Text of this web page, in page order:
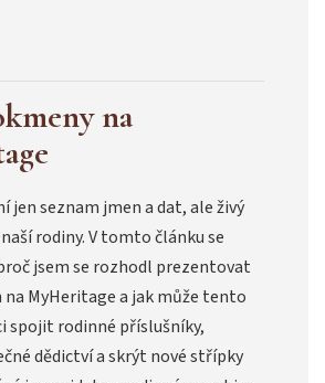
na
jen seznam jmen a dat, ale živý
rodiny. V tomto článku se
jsem se rozhodl prezentovat
MyHeritage a jak může tento
spojit rodinné příslušníky,
dědictví a skrýt nové střípky